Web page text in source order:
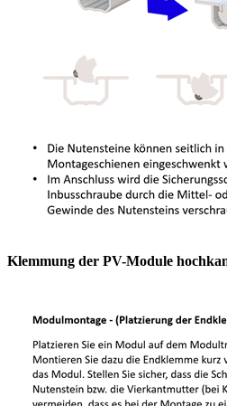
Klemmung der PV-Module